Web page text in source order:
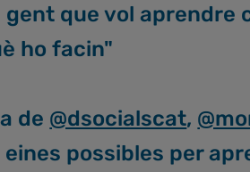
gent que vol aprendre
ho facin"
de @dsocialscat,
possibles per